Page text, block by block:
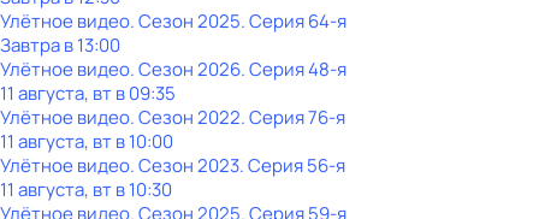
Улётное видео. Сезон 2025. Серия 64-я
Завтра в 13:00
Улётное видео. Сезон 2026. Серия 48-я
11 августа, вт в 09:35
Улётное видео. Сезон 2022. Серия 76-я
11 августа, вт в 10:00
Улётное видео. Сезон 2023. Серия 56-я
11 августа, вт в 10:30
Улётное видео. Сезон 2025. Серия 59-я